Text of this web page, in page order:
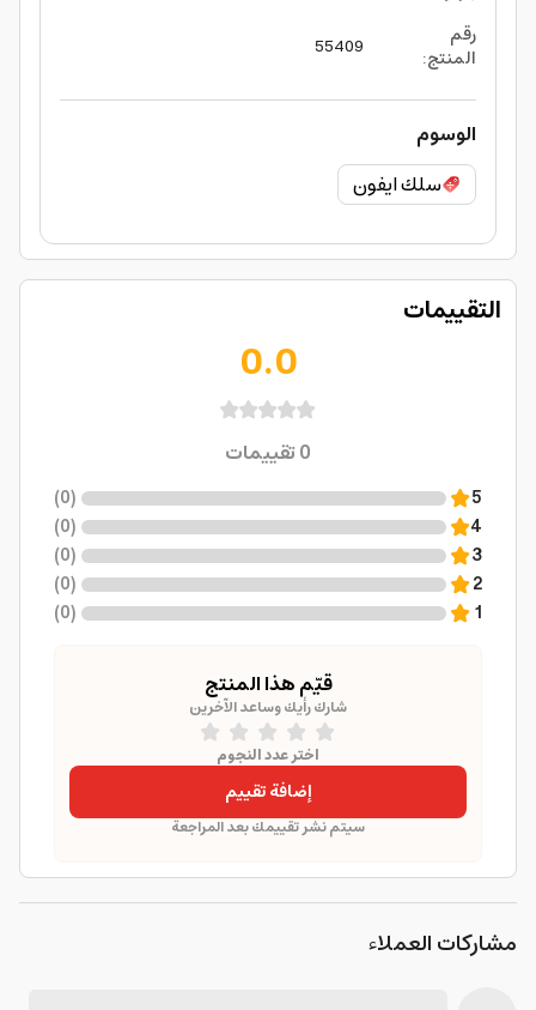
رقم
المنتج:
55409
الوسوم
سلك ايفون
التقييمات
0.0
0تقييمات
5
(
0
)
4
(
0
)
3
(
0
)
2
(
0
)
1
(
0
)
قيّم هذا المنتج
شارك رأيك وساعد الآخرين
اختر عدد النجوم
إضافة تقييم
سيتم نشر تقييمك بعد المراجعة
مشاركات العملاء